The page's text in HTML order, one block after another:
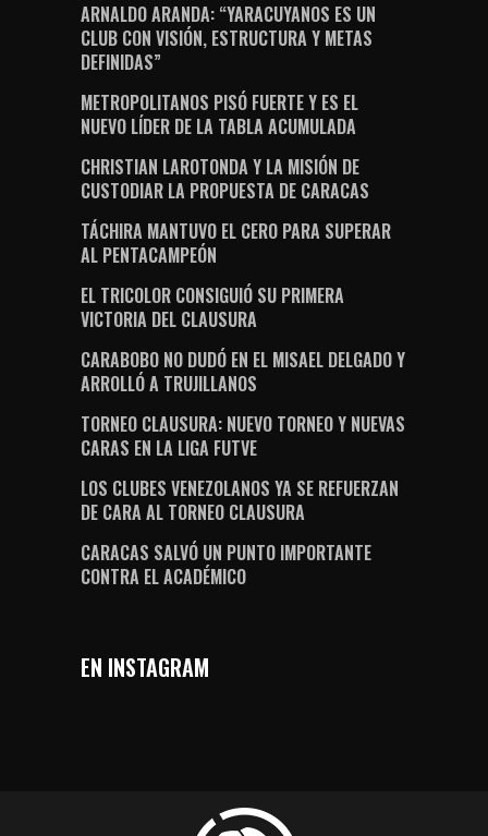
ARNALDO ARANDA: “YARACUYANOS ES UN
CLUB CON VISIÓN, ESTRUCTURA Y METAS
DEFINIDAS”
METROPOLITANOS PISÓ FUERTE Y ES EL
NUEVO LÍDER DE LA TABLA ACUMULADA
CHRISTIAN LAROTONDA Y LA MISIÓN DE
CUSTODIAR LA PROPUESTA DE CARACAS
TÁCHIRA MANTUVO EL CERO PARA SUPERAR
AL PENTACAMPEÓN
EL TRICOLOR CONSIGUIÓ SU PRIMERA
VICTORIA DEL CLAUSURA
CARABOBO NO DUDÓ EN EL MISAEL DELGADO Y
ARROLLÓ A TRUJILLANOS
TORNEO CLAUSURA: NUEVO TORNEO Y NUEVAS
CARAS EN LA LIGA FUTVE
LOS CLUBES VENEZOLANOS YA SE REFUERZAN
DE CARA AL TORNEO CLAUSURA
CARACAS SALVÓ UN PUNTO IMPORTANTE
CONTRA EL ACADÉMICO
EN INSTAGRAM